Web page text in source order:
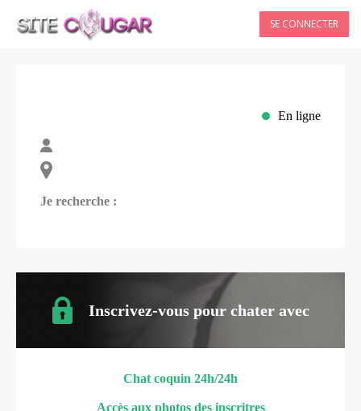
SE CONNECTER
En ligne
Je recherche :
Inscrivez-vous pour chater avec
Chat coquin 24h/24h
Accès aux photos des inscritres